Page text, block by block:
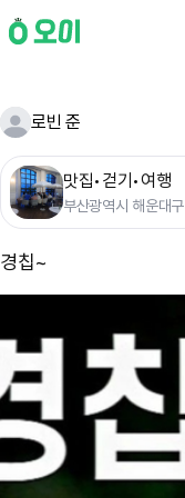
로빈 준
맛집•걷기•여행
부산광역시 해운대구
경칩~